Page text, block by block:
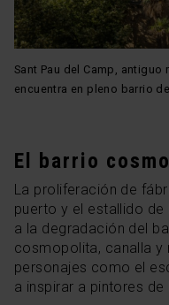
Sant Pau del Camp,
encuentra en pleno barrio
El barrio
La proliferación de
puerto y el estallido de
a la degradación del
cosmopolita, canalla y
personajes como el
a inspirar a pintores